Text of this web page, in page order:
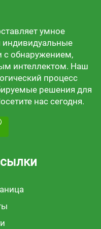
умное
индивидуальные
с обнаружением,
интеллектом. Наш
процесс
решения для
нас сегодня.